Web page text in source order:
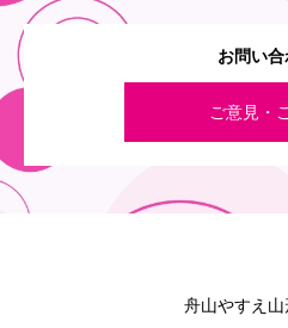
お問い
ご意見・
舟山やすえ